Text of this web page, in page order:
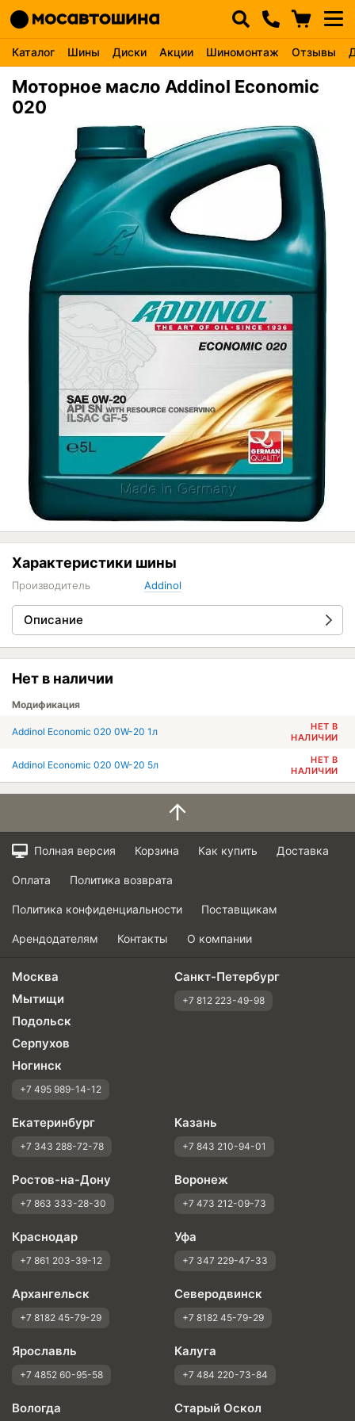
Каталог Шины Диски Акции Шиномонтаж Отзывы
Моторное масло Addinol Economic
020
Характеристики шины
Производитель Addinol
Описание
Нет в наличии
Модификация
Addinol Economic 020 0W-20 1л
НЕТ В
НАЛИЧИИ
Addinol Economic 020 0W-20 5л
НЕТ В
НАЛИЧИИ
Полная версия Корзина Как купить Доставка
Оплата Политика возврата
Политика конфиденциальности Поставщикам
Арендодателям Контакты О компании
Москва
Мытищи
Подольск
Серпухов
Ногинск
+7 495 989-14-12
Санкт-Петербург
+7 812 223-49-98
Екатеринбург
+7 343 288-72-78
Казань
+7 843 210-94-01
Ростов-на-Дону
+7 863 333-28-30
Воронеж
+7 473 212-09-73
Краснодар
+7 861 203-39-12
Уфа
+7 347 229-47-33
Архангельск
+7 8182 45-79-29
Северодвинск
+7 8182 45-79-29
Ярославль
+7 4852 60-95-58
Калуга
+7 484 220-73-84
Вологда Старый Оскол